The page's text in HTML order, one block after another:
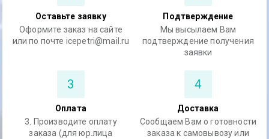
Оставьте заявку
Оформите заказ на сайте
или по почте icepetri@mail.ru
Подтверждение
Мы высылаем Вам
подтверждение получения
заявки
3
Оплата
3. Производите оплату
заказа (для юр.лица
4
Доставка
Сообщаем Вам о готовности
заказа к самовывозу или